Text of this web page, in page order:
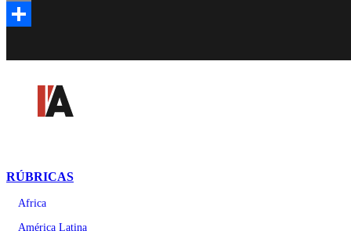
Email
RÚBRICAS
Africa
América Latina